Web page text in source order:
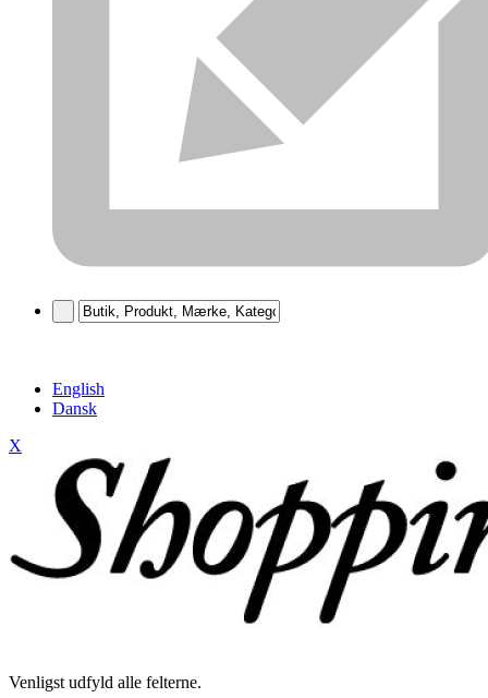
English
Dansk
X
Venligst udfyld alle felterne.